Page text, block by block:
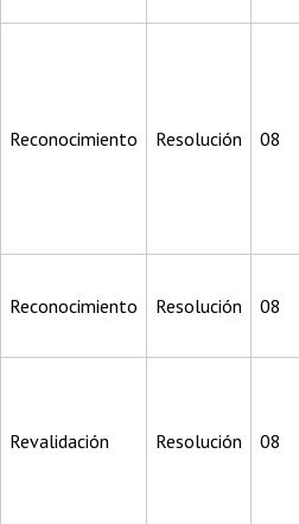
Reconocimiento Resolución 08
Reconocimiento Resolución 08
Revalidación Resolución 08